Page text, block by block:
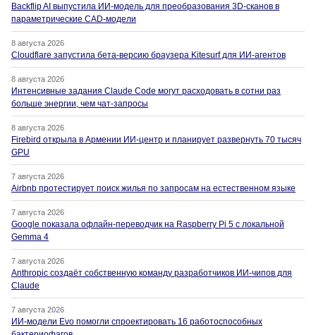
Backflip AI выпустила ИИ-модель для преобразования 3D-сканов в
параметрические CAD-модели
8 августа 2026
Cloudflare запустила бета-версию браузера Kitesurf для ИИ-агентов
8 августа 2026
Интенсивные задания Claude Code могут расходовать в сотни раз
больше энергии, чем чат-запросы
8 августа 2026
Firebird открыла в Армении ИИ-центр и планирует развернуть 70 тысяч
GPU
7 августа 2026
Airbnb протестирует поиск жилья по запросам на естественном языке
7 августа 2026
Google показала офлайн-переводчик на Raspberry Pi 5 с локальной
Gemma 4
7 августа 2026
Anthropic создаёт собственную команду разработчиков ИИ-чипов для
Claude
7 августа 2026
ИИ-модели Evo помогли спроектировать 16 работоспособных